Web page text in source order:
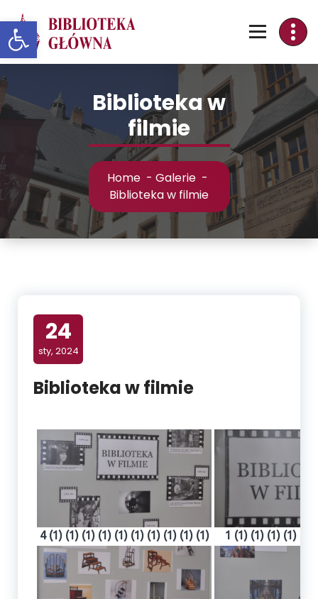
Otwórz pasek narzędzi
to
Content
Biblioteka w
filmie
Home - Galerie -
Biblioteka w filmie
24
sty, 2024
Biblioteka w filmie
4 (1) (1) (1) (1) (1) (1) (1) (1) (1) (1) 1 (1) (1) (1) (1) (1)